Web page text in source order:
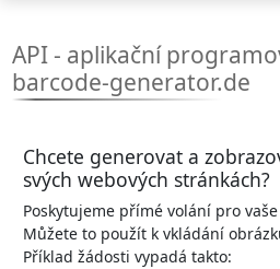
API - aplikační
barcode-generator.de
Chcete generovat a
svých webových stránkách?
Poskytujeme přímé volání pro
Můžete to použít k vkládání
Příklad žádosti vypadá takto: